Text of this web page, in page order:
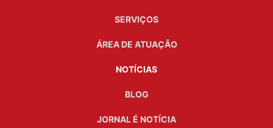
SERVIÇOS
ÁREA DE ATUAÇÃO
NOTÍCIAS
BLOG
JORNAL É NOTÍCIA